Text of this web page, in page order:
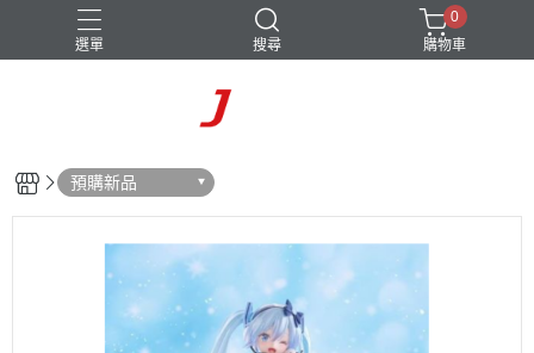
選單 搜尋
0
購物車
預購新品